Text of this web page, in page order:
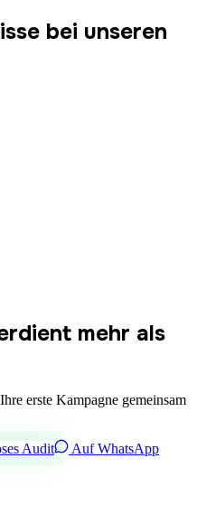
bei unseren
mehr als
erste Kampagne gemeinsam
Audit
Auf WhatsApp